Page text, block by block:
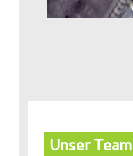
Unser Team